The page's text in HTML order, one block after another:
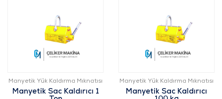
Manyetik Yük Kaldırma Mıknatısı
Manyetik Sac Kaldırıcı 1
Manyetik Yük Kaldırma Mıknatısı
Manyetik Sac Kaldırıcı